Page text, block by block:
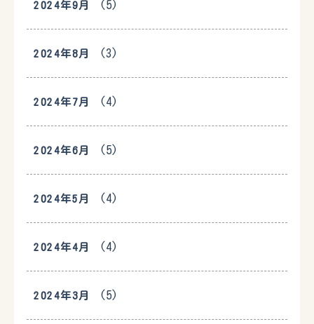
2024年9月 (5)
2024年8月 (3)
2024年7月 (4)
2024年6月 (5)
2024年5月 (4)
2024年4月 (4)
2024年3月 (5)